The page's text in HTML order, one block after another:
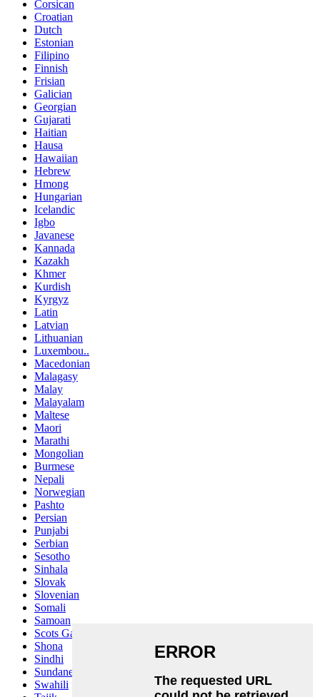
Corsican
Croatian
Dutch
Estonian
Filipino
Finnish
Frisian
Galician
Georgian
Gujarati
Haitian
Hausa
Hawaiian
Hebrew
Hmong
Hungarian
Icelandic
Igbo
Javanese
Kannada
Kazakh
Khmer
Kurdish
Kyrgyz
Latin
Latvian
Lithuanian
Luxembou..
Macedonian
Malagasy
Malay
Malayalam
Maltese
Maori
Marathi
Mongolian
Burmese
Nepali
Norwegian
Pashto
Persian
Punjabi
Serbian
Sesotho
Sinhala
Slovak
Slovenian
Somali
Samoan
Scots Gaelic
Shona
Sindhi
Sundanese
Swahili